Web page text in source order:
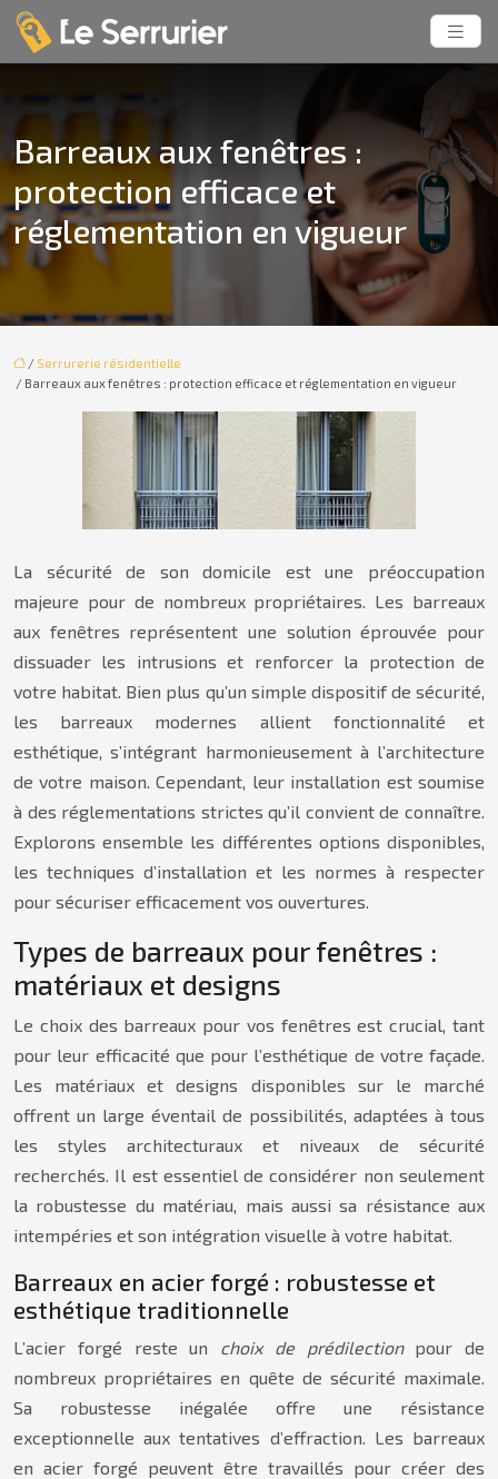
Barreaux aux fenêtres :
protection efficace et
réglementation en vigueur
/ Serrurerie résidentielle
/ Barreaux aux fenêtres : protection efficace et réglementation en vigueur
La sécurité de son domicile est une préoccupation
majeure pour de nombreux propriétaires. Les barreaux
aux fenêtres représentent une solution éprouvée pour
dissuader les intrusions et renforcer la protection de
votre habitat. Bien plus qu’un simple dispositif de sécurité,
les barreaux modernes allient fonctionnalité et
esthétique, s’intégrant harmonieusement à l’architecture
de votre maison. Cependant, leur installation est soumise
à des réglementations strictes qu’il convient de connaître.
Explorons ensemble les différentes options disponibles,
les techniques d’installation et les normes à respecter
pour sécuriser efficacement vos ouvertures.
Types de barreaux pour fenêtres :
matériaux et designs
Le choix des barreaux pour vos fenêtres est crucial, tant
pour leur efficacité que pour l’esthétique de votre façade.
Les matériaux et designs disponibles sur le marché
offrent un large éventail de possibilités, adaptées à tous
les styles architecturaux et niveaux de sécurité
recherchés. Il est essentiel de considérer non seulement
la robustesse du matériau, mais aussi sa résistance aux
intempéries et son intégration visuelle à votre habitat.
Barreaux en acier forgé : robustesse et
esthétique traditionnelle
L’acier forgé reste un choix de prédilection pour de
nombreux propriétaires en quête de sécurité maximale.
Sa robustesse inégalée offre une résistance
exceptionnelle aux tentatives d’effraction. Les barreaux
en acier forgé peuvent être travaillés pour créer des